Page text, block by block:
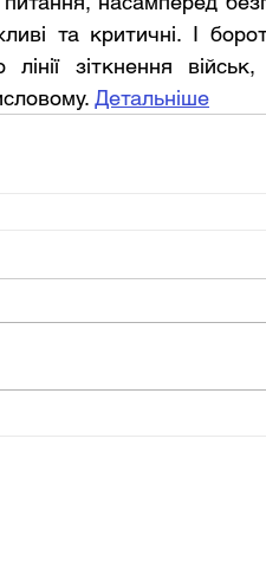
та критичні. І
зіткнення
Детальніше